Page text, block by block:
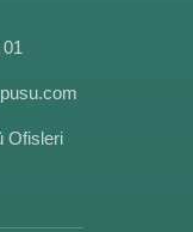
Ofisleri